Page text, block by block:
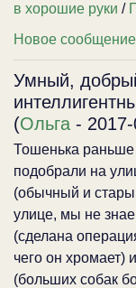
в хорошие руки /
Новое сообщение
Умный,
(Ольга -
Тошенька
подобрали на
(обычный и
улице, мы не
(сделана
чего он хромает)
(больших собак